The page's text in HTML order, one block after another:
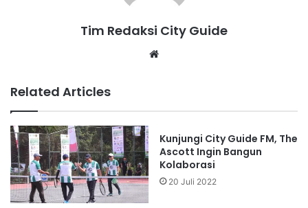
Tim Redaksi City Guide
Related Articles
Kunjungi City Guide FM, The
Ascott Ingin Bangun
Kolaborasi
20 Juli 2022